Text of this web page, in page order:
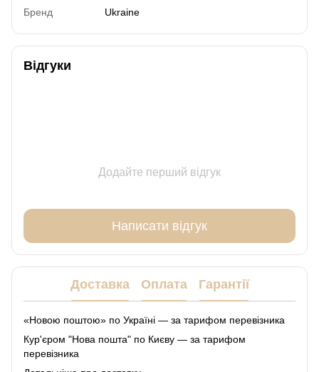
Бренд
Ukraine
Відгуки
Додайте перший відгук
Написати відгук
Доставка Оплата Гарантії
«Новою поштою» по Україні — за тарифом перевізника
Кур'єром "Нова пошта" по Києву — за тарифом
перевізника